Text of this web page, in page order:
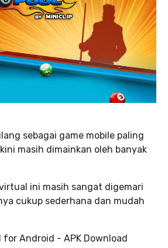
sebagai game mobile paling
masih dimainkan oleh banyak
ini masih sangat digemari
cukup sederhana dan mudah